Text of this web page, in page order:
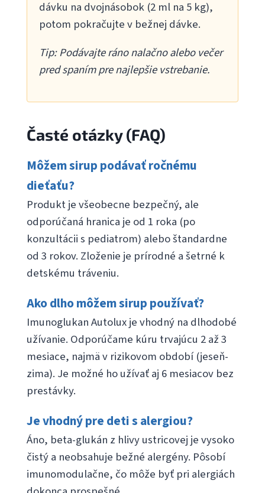
dávku na dvojnásobok (2 ml na 5 kg),
potom pokračujte v bežnej dávke.
Tip: Podávajte ráno nalačno alebo večer
pred spaním pre najlepšie vstrebanie.
Časté otázky (FAQ)
Môžem sirup podávať ročnému
dieťaťu?
Produkt je všeobecne bezpečný, ale
odporúčaná hranica je od 1 roka (po
konzultácii s pediatrom) alebo štandardne
od 3 rokov. Zloženie je prírodné a šetrné k
detskému tráveniu.
Ako dlho môžem sirup používať?
Imunoglukan Autolux je vhodný na dlhodobé
užívanie. Odporúčame kúru trvajúcu 2 až 3
mesiace, najmä v rizikovom období (jeseň-
zima). Je možné ho užívať aj 6 mesiacov bez
prestávky.
Je vhodný pre deti s alergiou?
Áno, beta-glukán z hlivy ustricovej je vysoko
čistý a neobsahuje bežné alergény. Pôsobí
imunomodulačne, čo môže byť pri alergiách